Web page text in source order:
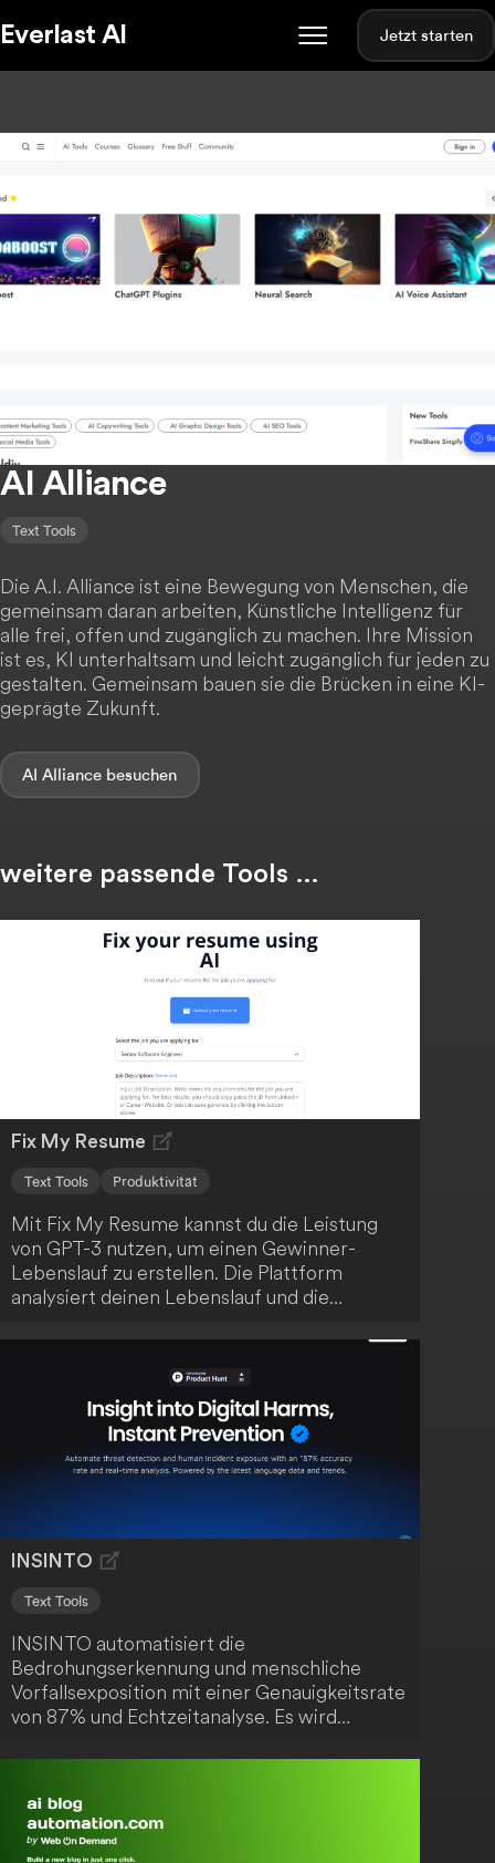
Everlast AI Jetzt starten
AI Alliance
Text Tools
Die A.I. Alliance ist eine Bewegung von Menschen, die
gemeinsam daran arbeiten, Künstliche Intelligenz für
alle frei, offen und zugänglich zu machen. Ihre Mission
ist es, KI unterhaltsam und leicht zugänglich für jeden zu
gestalten. Gemeinsam bauen sie die Brücken in eine KI-
geprägte Zukunft.
AI Alliance
weitere passende Tools …
Fix My Resume
Text Tools Produktivität
Mit Fix My Resume kannst du die Leistung
von GPT-3 nutzen, um einen Gewinner-
Lebenslauf zu erstellen. Die Plattform
analysiert deinen Lebenslauf und die
personalisierte Tipps, um deine
Erfolgsaussichten zu verbessern. Verbessere
deine Job-Suche und erreiche heute deinen
Traumjob!
INSINTO
Text Tools
INSINTO automatisiert die
Bedrohungserkennung und menschliche
Vorfallsexposition mit einer Genauigkeitsrate
von 87% und Echtzeitanalyse. Es wird
und Trends. Ein fortschrittliches Werkzeug